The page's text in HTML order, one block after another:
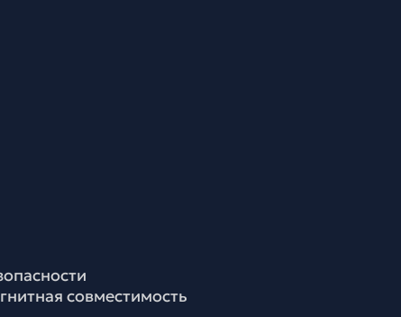
совместимость